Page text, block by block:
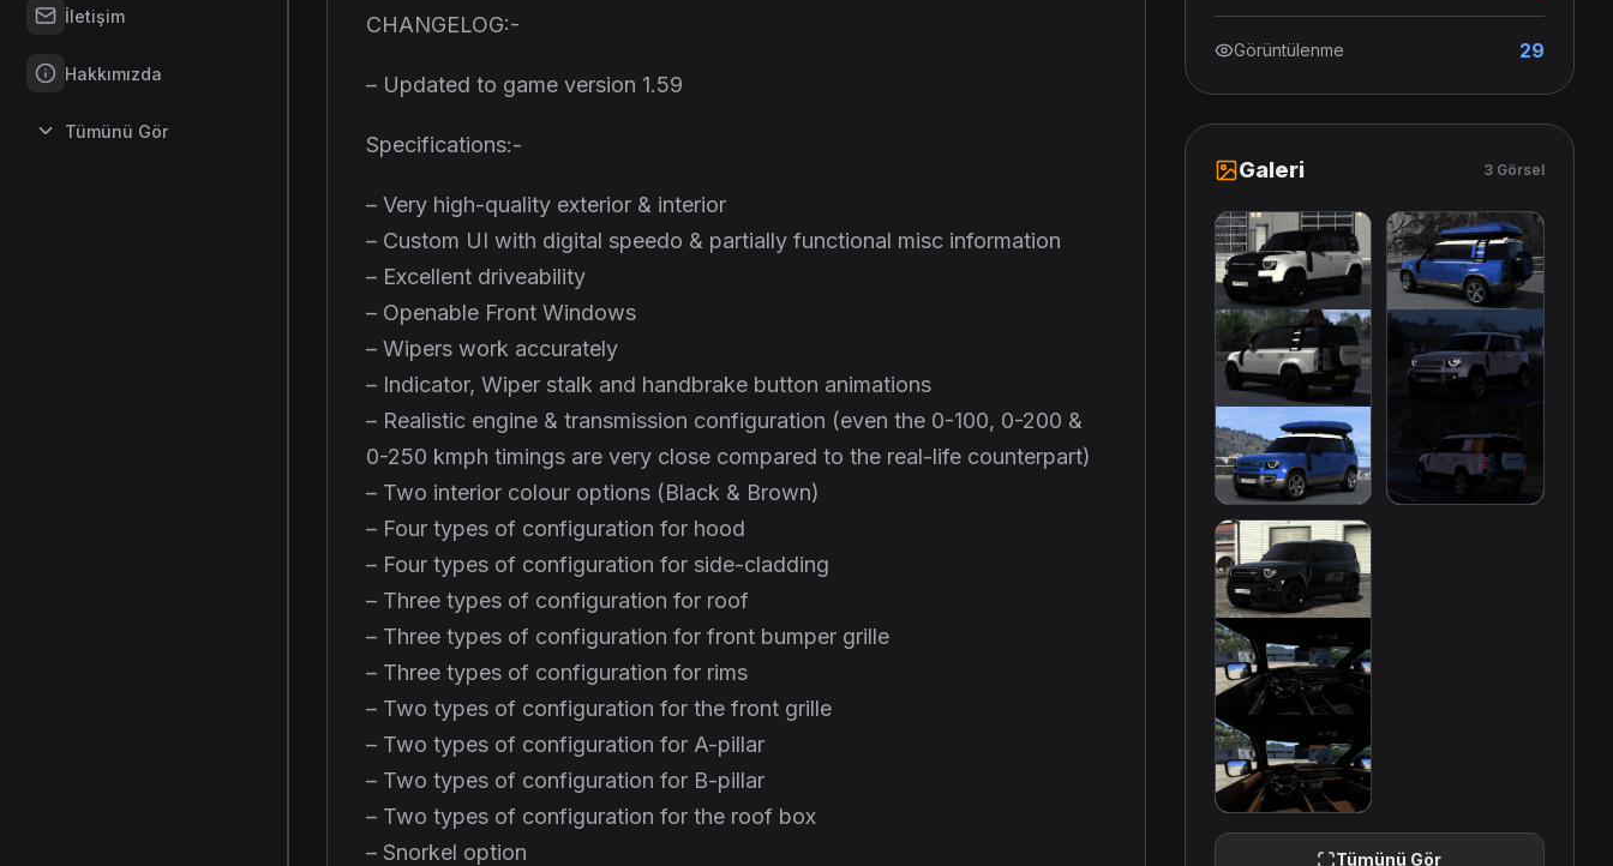
İletişim
Hakkımızda
Tümünü Gör
CHANGELOG:-
– Updated to game version 1.59
Specifications:-
– Very high-quality exterior & interior
– Custom UI with digital speedo & partially functional misc information
– Excellent driveability
– Openable Front Windows
– Wipers work accurately
– Indicator, Wiper stalk and handbrake button animations
– Realistic engine & transmission configuration (even the 0-100, 0-200 &
0-250 kmph timings are very close compared to the real-life counterpart)
– Two interior colour options (Black & Brown)
– Four types of configuration for hood
– Four types of configuration for side-cladding
– Three types of configuration for roof
– Three types of configuration for front bumper grille
– Three types of configuration for rims
– Two types of configuration for the front grille
– Two types of configuration for A-pillar
– Two types of configuration for B-pillar
– Two types of configuration for the roof box
– Snorkel option
Görüntülenme 29
Galeri 3 Görsel
Tümünü Gör